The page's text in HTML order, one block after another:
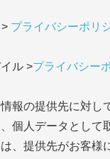
プライバシーポリ
ル >プライバシー
報の提供先に対し
個人データとして
、提供先がお客様